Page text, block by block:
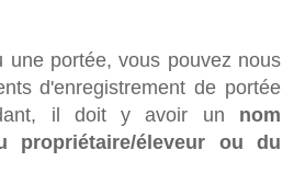
une portée, vous pouvez nous
d'enregistrement de portée
il doit y avoir un nom
propriétaire/éleveur ou du